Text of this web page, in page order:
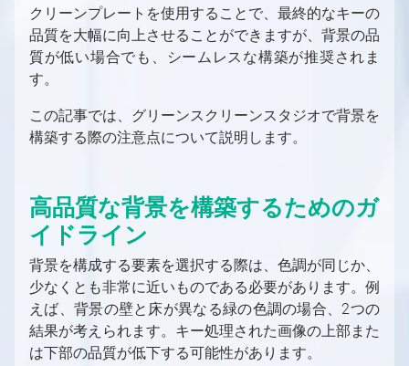
パネルの概要
フローエディターの基本
カメラムーバーのマウス制御
トランスフォーメーションギズモとシーン設
定の編集
有線接続によるAximmetry Eyeの使い方
Aximmetry Instant とは何ですか？
Aximmetry Instant Scene のインストール方
法
HDR 入力と出力
NDI
NDI 入力/出力設定
SMPTE 2110
SRT
Streaming
ストリーミング（YouTube、Facebook、
へのストリーミング
録画
GPIO入力/出力設定
AximmetryでのGPIOの使用
OSC入力/出力設定
DMXをAximmetryで使用する
DMXによるピクセルマッピング
Loupedeckコンソール/Razer Stream
Controllerを使用してシーンを制御する
MIDIをAximmetryで使用する
Aximmetryでのシリアルポートの使用
AximmetryでのUDPとTCPの使用
Viscaを使用してAximmetryからPTZカメラ
を制御する
AximmetryでMOSを設定する方法
ArionをAximmetryで使用するための設定
Aximmetryとの連携用にAP通信ENPSを設定
対応ファイル形式、エンコーダー、デコーダー
トラッキングシステムユニットの設定
通信の設定
ファイアウォール設定
Aximmetryでのトラッキングシステムの設定
キャリブレーション
カメラキャリブレーションの概念について
カメラキャリブレーター
キャリブレーションのテスト
基本ツール
キャリブレーションのテスト
アンティレイテンシー設定
Indiemark/Glassmarkの使用
HTC Vive設定
HTC Vive Mars設定
Free-D システムの設定
Vanishing Point Viper の使用
高度な情報と機能
カメラとヘッドの変換
モデルの準備
3D モデルのエクスポート
3D モデルのインポート
PBR マテリアル
ライティング
平面反射
パーティクルシステム
最適化
ネイティブエンジンにおける後処理
ポスト処理効果
トーンマッピング手法
高度なグラフィックスタスク
AX Scene Editor 導入ガイド
Unrealプロジェクトの準備
Live Syncを使用した相互的な編集
Aximmetry UEストックシーンの使用と編集
高度な情報と機能
LevelでSceneを切り替える
FABからアセットを取得する方法
AX Scene Editor用サードパーティ製コー
ドプラグインのインストール方法
AximmetryとUnreal Engineを組み合わせ
たRendering
チャルカメラ）
バーチャルカメラコンパウンド
入力（バーチャルカメラ）
キーイング設定（バーチャルカメラ）
バーチャルカメラコンパウンドでのビルボー
トロールパネル
バーチャルカメラの移動
カメラシーケンサー
スタジオ設定例（グリーンスクリーン、トラ
ッキングカメラ）
トラッキングカメラコンパウンド
スタジオコントロールパネル
キーイング設定（トラッキングカメラ）
トラッキングカメラビルボード：影と光
トラッキングカメラビルボード：反射
トラッキングカメラビルボード：オクルージ
ョン
トラッキングカメラコンパウンドのカメラコ
ントロールボード
キーイング
クロマスタジオ背景
良いキーイングの要件
3Dクリーンプレートジェネレーターの使用
外部キーヤーとのAximmetryの使用
Vanilla Unreal EngineでのAximmetryを外部
キーヤーとして使用する方法
Unreal Scene Setup (Green Screen)
混合カメラコンパウンド
ヴィネット補正が役立つ場合
LEDウォール制作
クリーンプレートを使用することで、最終的なキーの
品質を大幅に向上させることができますが、背景の品
質が低い場合でも、シームレスな構築が推奨されま
す。
この記事では、グリーンスクリーンスタジオで背景を
構築する際の注意点について説明します。
高品質な背景を構築するためのガ
イドライン
背景を構成する要素を選択する際は、色調が同じか、
少なくとも非常に近いものである必要があります。例
えば、背景の壁と床が異なる緑の色調の場合、2つの
結果が考えられます。キー処理された画像の上部また
は下部の品質が低下する可能性があります。